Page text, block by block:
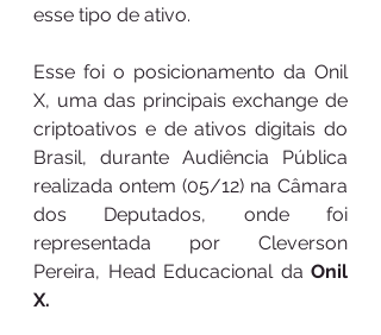
esse tipo de ativo.
Esse foi o posicionamento da Onil
X, uma das principais exchange de
criptoativos e de ativos digitais do
Brasil, durante Audiência Pública
realizada ontem (05/12) na Câmara
dos Deputados, onde foi
representada por Cleverson
Pereira, Head Educacional da Onil
X.